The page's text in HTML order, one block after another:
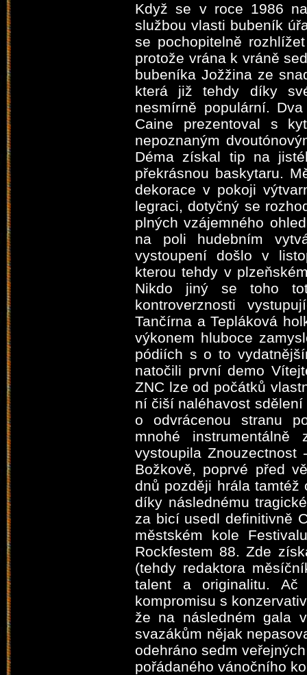
Když se v roce 1986
službou vlasti bubeník
se pochopitelně
protože vrána k vráně
bubeníka Jožžina ze
která již tehdy díky
nesmírně populární.
Caine prezentoval s
nepoznaným
Déma získal tip na
překrásnou baskytaru.
dekorace v pokoji
legraci, dotyčný se
plných vzájemného
na poli hudebním
vystoupení došlo v
kterou tehdy v
Nikdo jiný se toho
kontroverznosti
Tančírna a Tepláková
výkonem hluboce
pódiích s o to
natočili první demo
ZNC lze od počátků
ní čiší naléhavost
o odvrácenou stranu
mnohé instrumentálně
vystoupila
Božkově, poprvé před
dnů později hrála
díky následnému
za bicí usedl definitivně
městském kole
Rockfestem 88. Zde
(tehdy redaktora
talent a originalitu. Ač
kompromisu s
že na následném gala
svazákům nějak
odehráno sedm
pořádaného vánočního